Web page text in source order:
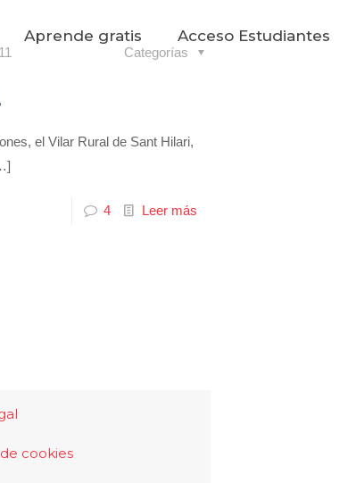
Aprende gratis Acceso Estudiantes
Categorías
el Vilar Rural de Sant Hilari,
4 Leer más
cookies